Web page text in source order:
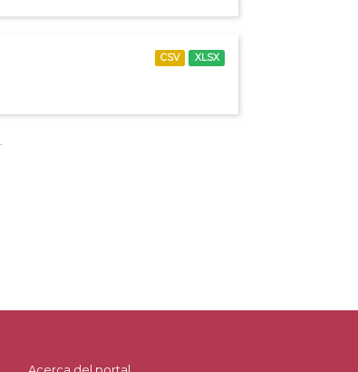
CSV XLSX
Acerca del portal